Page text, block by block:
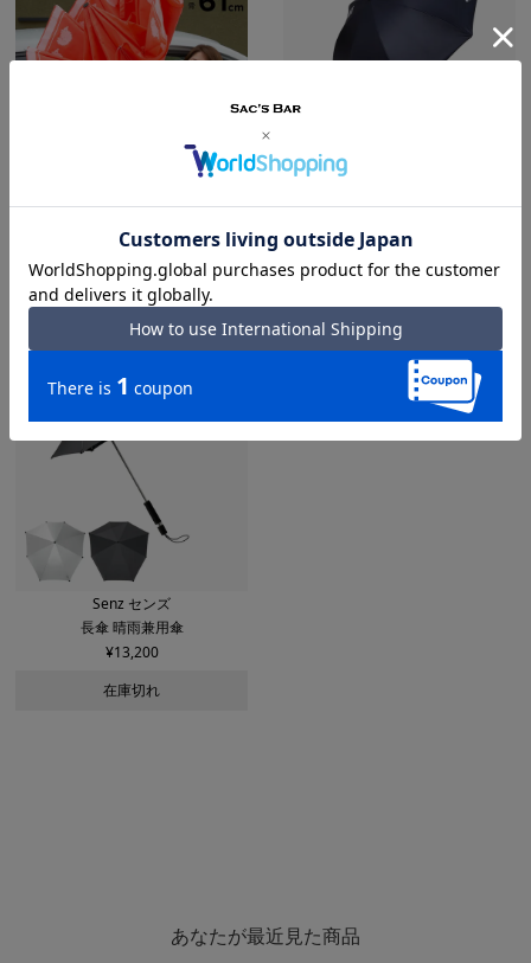
SCANDINAVIAN FOREST スカンジ
ナビアンフォレスト
長傘 晴雨兼用傘
4,378
在庫切れ
le coq sportif ルコックスポルティフ
長傘 晴雨兼用傘
¥6,050
在庫切れ
Senz センズ
長傘 晴雨兼用傘
¥13,200
在庫切れ
あなたが最近見た商品